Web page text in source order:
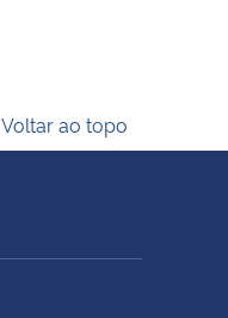
Voltar ao topo